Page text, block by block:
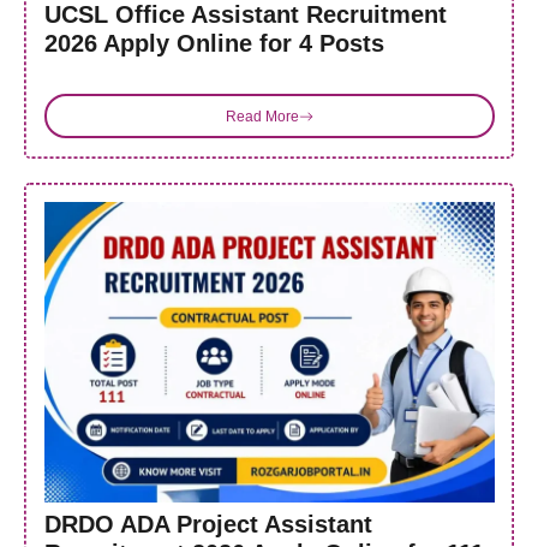
UCSL Office Assistant Recruitment
2026 Apply Online for 4 Posts
Read More
DRDO ADA Project Assistant